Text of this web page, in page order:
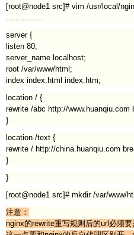
[root@node1 src]# vim /usr/local/
...............
server {
listen 80;
server_name localhost;
root /var/www/html;
index index.html index.htm;
location / {
rewrite /abc http://
location /text {
rewrite / http://
}
[root@node1 src]# mkdir /var/www/
注意：
nginx的rewrite重写规则后的url必须